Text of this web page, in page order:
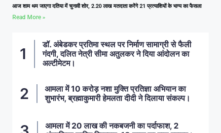
आज शाम थम जाएगा दतिया में चुनावी शोर, 2.20 लाख मतदाता करेंगे 21 प्रत्याशियों के भाग्य का फैसला
Read More »
डॉ. अंबेडकर प्रतिमा स्थल पर निर्माण सामाग्री से फैली
गंदगी, दलित नेत्री सीमा अतुलकर ने दिया आंदोलन का
अल्टीमेटम।
आमला में 10 करोड़ नशा मुक्ति प्रतिज्ञा अभियान का
शुभारंभ, ब्रह्माकुमारी हेमलता दीदी ने दिलाया संकल्प।
आमला में 20 लाख की नकबजनी का पर्दाफाश, 2